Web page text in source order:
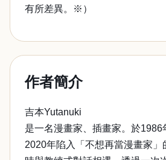
有所差異。※）
作者簡介
吉本Yutanuki
是一名漫畫家、插畫家。於1986
2020年陷入「不想再當漫畫家」